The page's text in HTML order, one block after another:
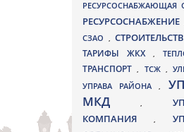
РЕСУРСОСНАБЖАЮЩАЯ
РЕСУРСОСНАБЖЕНИЕ
СЗАО ,
ТАРИФЫ ЖКХ ,
ТРАНСПОРТ, ТСЖ ,
УПРАВА РАЙОНА,
МКД,
КОМПАНИЯ
,